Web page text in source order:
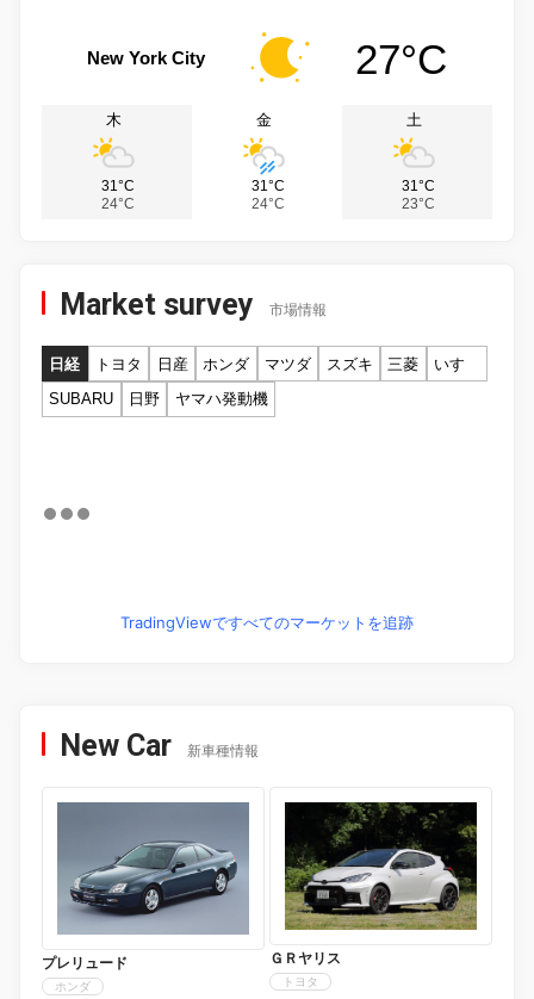
New York City 27°C
木
31°C
24°C
金
31°C
24°C
土
31°C
23°C
Market survey 市場情報
日経 トヨタ 日産 ホンダ マツダ スズキ 三菱
いすゞ
SUBARU
日野 ヤマハ発動機
TradingViewですべてのマーケットを追跡
New Car 新車種情報
プレリュード
ホンダ
ＧＲヤリス
トヨタ